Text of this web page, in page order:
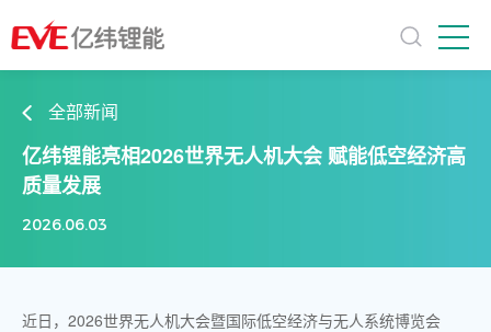
全部新闻
亿纬锂能亮相2026世界无人机大会 赋能低空经济高
质量发展
2026.06.03
近日，2026世界无人机大会暨国际低空经济与无人系统博览会